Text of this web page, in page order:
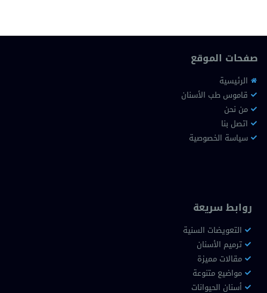
صفحات الموقع
الرئيسية
قاموس طب الأسنان
من نحن
اتصل بنا
سياسة الخصوصية
روابط سريعة
التعويضات السنية
ترميم الأسنان
مقالات مميزة
مواضيع متنوعة
أسنان الحيوانات